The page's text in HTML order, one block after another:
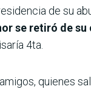
de su
se retiró de su
4ta.
quienes